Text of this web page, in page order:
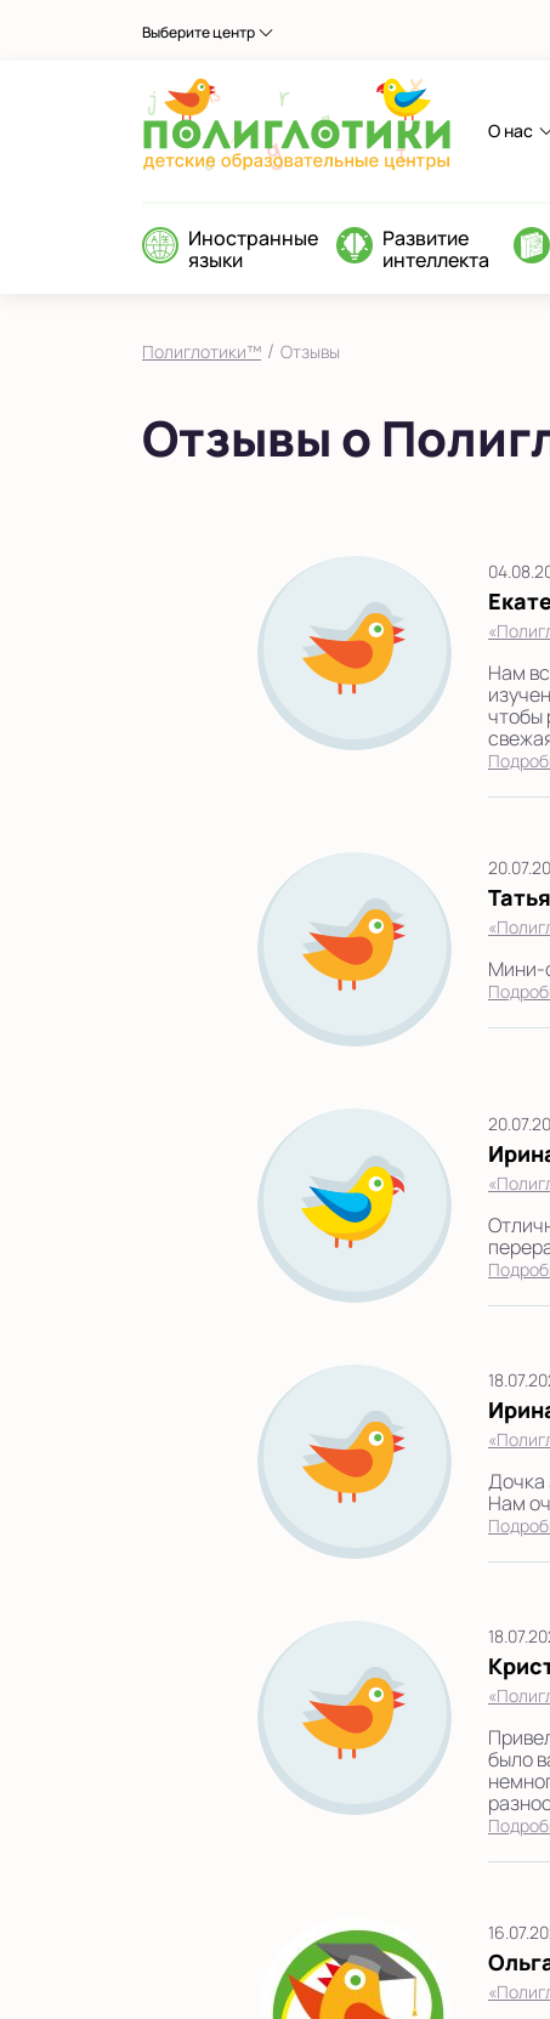
Выберите центр
О нас
Иностранные
языки
Развитие
интеллекта
Полиглотики™ / Отзывы
Отзывы о
Нам
чтобы
Мини-
Дочка
Нам
было